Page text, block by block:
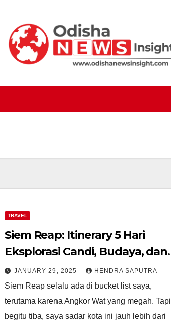
TRAVEL
Siem Reap: Itinerary 5 Hari
Eksplorasi Candi, Budaya, dan
Kuliner
JANUARY 29, 2025 HENDRA SAPUTRA
Siem Reap selalu ada di bucket list saya,
terutama karena Angkor Wat yang megah. Tapi
begitu tiba, saya sadar kota ini jauh lebih dari